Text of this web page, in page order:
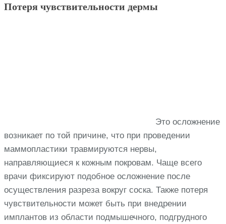
Потеря чувствительности дермы
Это осложнение
возникает по той причине, что при проведении
маммопластики травмируются нервы,
направляющиеся к кожным покровам. Чаще всего
врачи фиксируют подобное осложнение после
осуществления разреза вокруг соска. Также потеря
чувствительности может быть при внедрении
имплантов из области подмышечного, подгрудного